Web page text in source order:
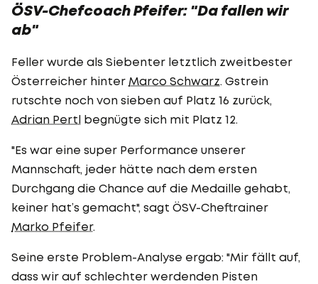
ÖSV-Chefcoach Pfeifer: "Da fallen wir
ab"
Feller wurde als Siebenter letztlich zweitbester
Österreicher hinter Marco Schwarz. Gstrein
rutschte noch von sieben auf Platz 16 zurück,
Adrian Pertl begnügte sich mit Platz 12.
"Es war eine super Performance unserer
Mannschaft, jeder hätte nach dem ersten
Durchgang die Chance auf die Medaille gehabt,
keiner hat’s gemacht", sagt ÖSV-Cheftrainer
Marko Pfeifer.
Seine erste Problem-Analyse ergab: "Mir fällt auf,
dass wir auf schlechter werdenden Pisten